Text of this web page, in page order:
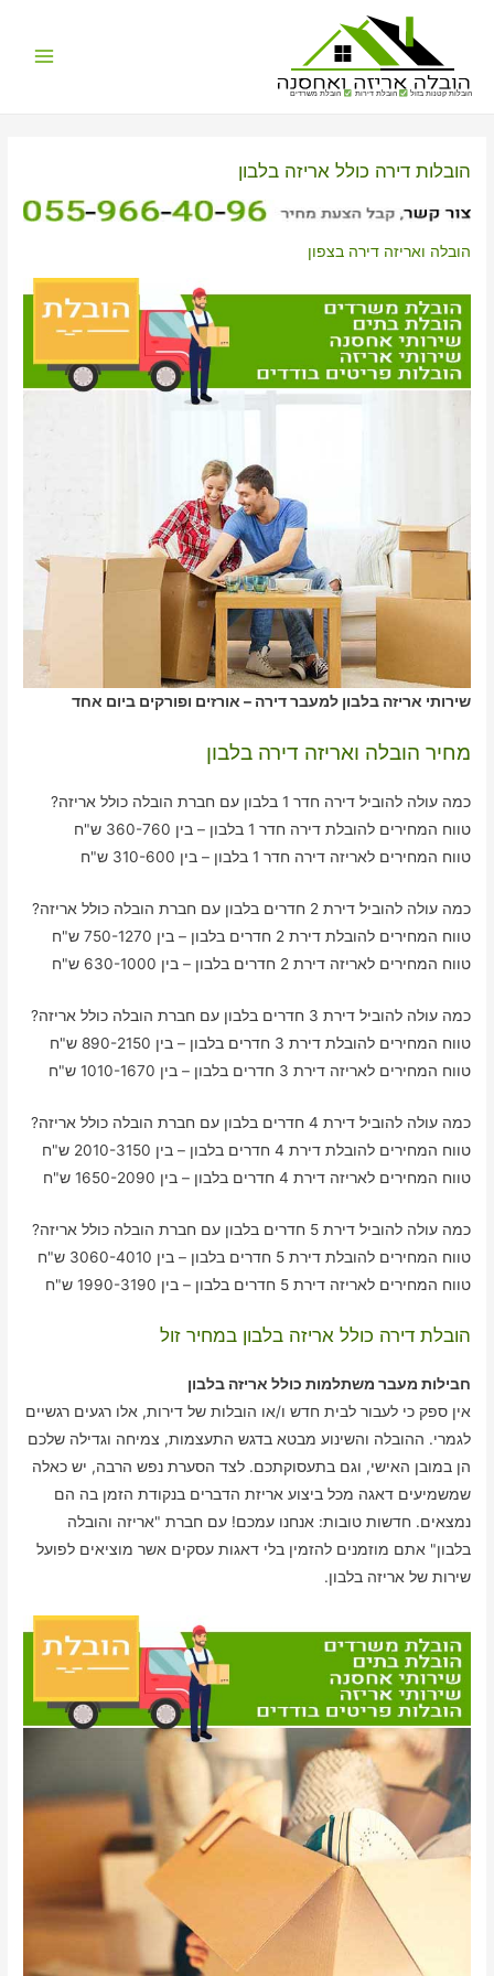
הובלות קטנות בזול הובלת דירות הובלת משרדים
הובלות דירה כולל אריזה בלבון
הובלה ואריזה דירה בצפון
שירותי אריזה בלבון למעבר דירה – אורזים ופורקים ביום אחד
מחיר הובלה ואריזה דירה בלבון
כמה עולה להוביל דירה חדר 1 בלבון עם חברת הובלה כולל אריזה?
טווח המחירים להובלת דירה חדר 1 בלבון – בין 360-760 ש"ח
טווח המחירים לאריזה דירה חדר 1 בלבון – בין 310-600 ש"ח
כמה עולה להוביל דירת 2 חדרים בלבון עם חברת הובלה כולל אריזה?
טווח המחירים להובלת דירת 2 חדרים בלבון – בין 750-1270 ש"ח
טווח המחירים לאריזה דירת 2 חדרים בלבון – בין 630-1000 ש"ח
כמה עולה להוביל דירת 3 חדרים בלבון עם חברת הובלה כולל אריזה?
טווח המחירים להובלת דירת 3 חדרים בלבון – בין 890-2150 ש"ח
טווח המחירים לאריזה דירת 3 חדרים בלבון – בין 1010-1670 ש"ח
כמה עולה להוביל דירת 4 חדרים בלבון עם חברת הובלה כולל אריזה?
טווח המחירים להובלת דירת 4 חדרים בלבון – בין 2010-3150 ש"ח
טווח המחירים לאריזה דירת 4 חדרים בלבון – בין 1650-2090 ש"ח
כמה עולה להוביל דירת 5 חדרים בלבון עם חברת הובלה כולל אריזה?
טווח המחירים להובלת דירת 5 חדרים בלבון – בין 3060-4010 ש"ח
טווח המחירים לאריזה דירת 5 חדרים בלבון – בין 1990-3190 ש"ח
הובלת דירה כולל אריזה בלבון במחיר זול
חבילות מעבר משתלמות כולל אריזה בלבון
אין ספק כי לעבור לבית חדש ו/או הובלות של דירות, אלו רגעים רגשיים
לגמרי. ההובלה והשינוע מבטא בדגש התעצמות, צמיחה וגדילה שלכם
הן במובן האישי, וגם בתעסוקתכם. לצד הסערת נפש הרבה, יש כאלה
שמשמיעים דאגה מכל ביצוע אריזת הדברים בנקודת הזמן בה הם
נמצאים. חדשות טובות: אנחנו עמכם! עם חברת "אריזה והובלה
בלבון" אתם מוזמנים להזמין בלי דאגות עסקים אשר מוציאים לפועל
שירות של אריזה בלבון.